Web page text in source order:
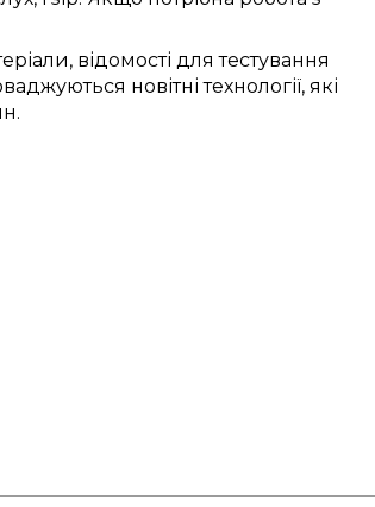
, відомості длятестування
новітні технології, які